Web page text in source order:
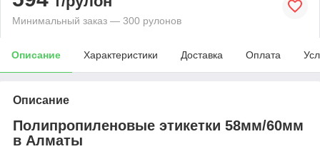
Минимальный заказ — 300 рулонов
Описание Характеристики Доставка Оплата
Описание
Полипропиленовые этикетки 58мм/60мм
в Алматы